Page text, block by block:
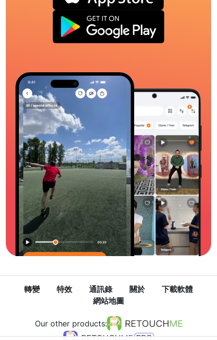
轉變 特效 通訊錄 關於
下載軟體
網站地圖
Our other products: